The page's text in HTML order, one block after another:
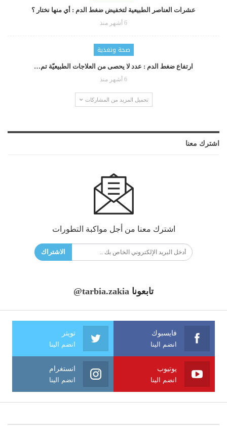
عشرات العناصر الطبيعية لتخفيض ضغط الدم : أي منها نختار ؟
6 أشهر منذ
صحة وتغذية
ارتفاع ضغط الدم : عدد لا يحصى من العلاجات الطبيعيّة تم…
6 أشهر منذ
تحميل المزيد من المشاركات
اشترك معنا
اشترك معنا من أجل مواكبة التطورات
الاشتراك
تابعونا @tarbia.zakia
فايسبوك
انضم الينا
تويتر
انضم الينا
يوتيوب
انضم الينا
انستغرام
انضم الينا